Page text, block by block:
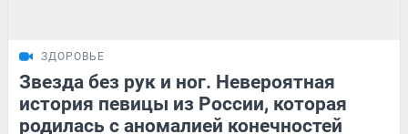
ЗДОРОВЬЕ
Звезда без рук и ног. Невероятная
история певицы из России, которая
родилась с аномалией конечностей